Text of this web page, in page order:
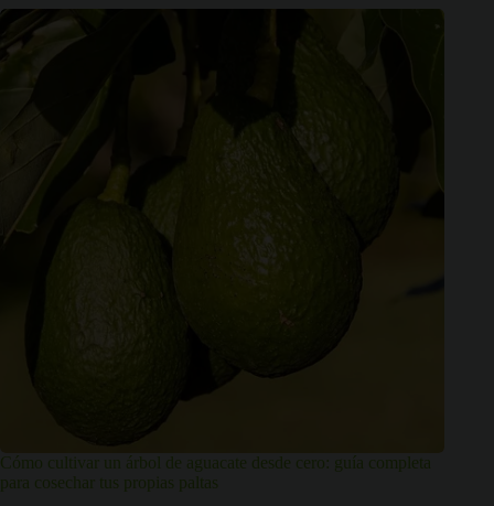
Cómo cultivar un árbol de aguacate desde cero: guía completa
para cosechar tus propias paltas